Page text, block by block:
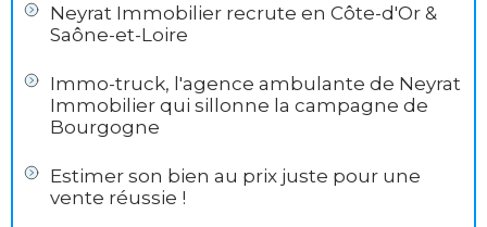
Neyrat Immobilier recrute en Côte-d'Or &
Saône-et-Loire
Immo-truck, l'agence ambulante de Neyrat
Immobilier qui sillonne la campagne de
Bourgogne
Estimer son bien au prix juste pour une
vente réussie !